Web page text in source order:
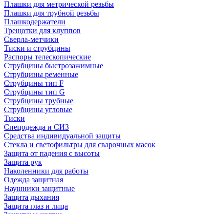
Плашки для метрической резьбы
Плашки для трубной резьбы
Плашкодержатели
Трещотки для клуппов
Сверла-метчики
Тиски и струбцины
Распоры телескопические
Струбцины быстрозажимные
Струбцины ременные
Струбцины тип F
Струбцины тип G
Струбцины трубные
Струбцины угловые
Тиски
Спецодежда и СИЗ
Средства индивидуальной защиты
Стекла и светофильтры для сварочных масок
Защита от падения с высоты
Защита рук
Наколенники для работы
Одежда защитная
Наушники защитные
Защита дыхания
Защита глаз и лица